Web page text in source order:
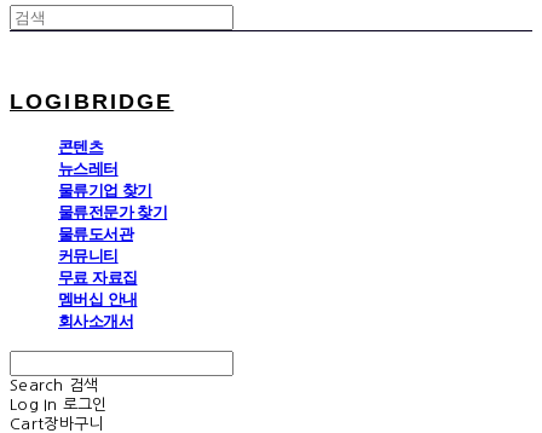
LOGIBRIDGE
콘텐츠
뉴스레터
물류기업 찾기
물류전문가 찾기
물류도서관
커뮤니티
무료 자료집
멤버십 안내
회사소개서
Search
검색
Log In 로그인
Cart장바구니